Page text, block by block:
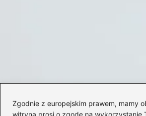
Zgodnie z europejskim prawem, mamy
witryna prosi o zgodę na wykorzystanie